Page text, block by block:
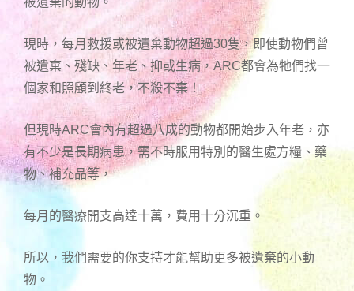
現時，每月救援或被遺棄動物超過30隻，即使動物們曾
被遺棄、殘缺、年老、抑或生病，ARC都會為牠們找一
個家和照顧到終老，不殺不棄！
但現時ARC會內有超過八成的動物都開始步入年老，亦
有不少是長期病患，需不時服用特別的醫生處方糧、藥
物、補充品等，
每月的醫療開支高達十萬，費用十分沉重。
所以，我們需要的你支持才能幫助更多被遺棄的小動
物。